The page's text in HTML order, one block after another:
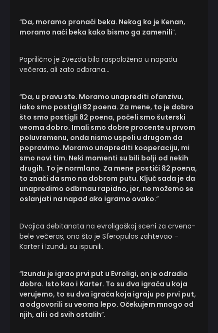
“Da, moramo pronaći beka. Nekog ko je Kenan,
moramo naći beka kako bismo ga zamenili“.
Poprilično je Zvezda bila raspoložena u napadu
večeras, ali zato odbrana…
“Da, u pravu ste. Moramo unaprediti ofanzivu,
iako smo postigli 82 poena. Za mene, to je dobro
što smo postigli 82 poena, počeli smo šuterski
veoma dobro. Imali smo dobre procente u prvom
poluvremenu, onda nismo uspeli u drugom da
popravimo. Moramo unaprediti kooperaciju, mi
smo novi tim. Neki momenti su bili bolji od nekih
drugih. To je normlano. Za mene postići 82 poena,
to znači da smo na dobrom putu. Ključ sada je da
unapredimo odbrnau rapidno, jer, ne možemo se
oslanjati na napad ako igramo ovako.“
Dvojica debitanata na evroligaškoj sceni za crveno-
bele večeras, ono što je Sferopulos zahtevao –
Karter i Izundu su ispunili.
“Izundu je igrao prvi put u Evroligi, on je odradio
dobro. Isto kao i Karter. To su dva igrača u koja
verujemo, to su dva igrača koja igraju po prvi put,
a odgovorili su veoma lepo. Očekujem mnogo od
njih, ali i od svih ostalih“.